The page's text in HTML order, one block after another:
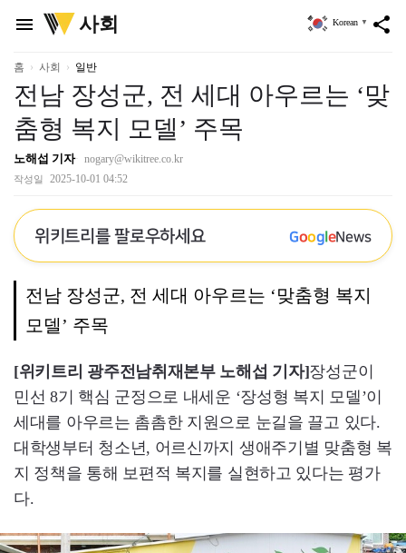
menu
위
키
리
사회 share
Korean ▼
홈 사회 일반
전남 장성군, 전 세대 아우르는 ‘맞
춤형 복지 모델’ 주목
노해섭 기자 nogary@wikitree.co.kr
작성일 2025-10-01 04:52
위키트리를 팔로우하세요 GoogleNews
전남 장성군, 전 세대 아우르는 ‘맞춤형 복지
모델’ 주목
[위키트리 광주전남취재본부 노해섭 기자]장성군이
민선 8기 핵심 군정으로 내세운 ‘장성형 복지 모델’이
세대를 아우르는 촘촘한 지원으로 눈길을 끌고 있다.
대학생부터 청소년, 어르신까지 생애주기별 맞춤형 복
지 정책을 통해 보편적 복지를 실현하고 있다는 평가
다.